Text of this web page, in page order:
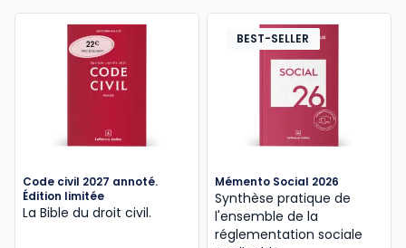
Code civil 2027 annoté.
Édition limitée
La Bible du droit civil.
BEST-SELLER
Mémento Social 2026
Synthèse pratique de
l'ensemble de la
réglementation sociale